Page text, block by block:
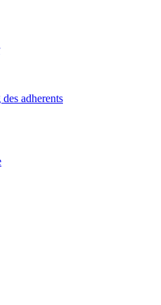
adherents